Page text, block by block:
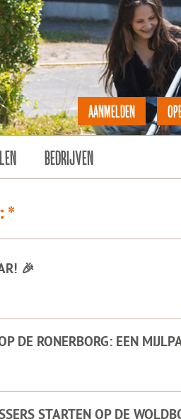
AANMELDEN
BEDRIJVEN
*
🎉
DE RONERBORG: EEN